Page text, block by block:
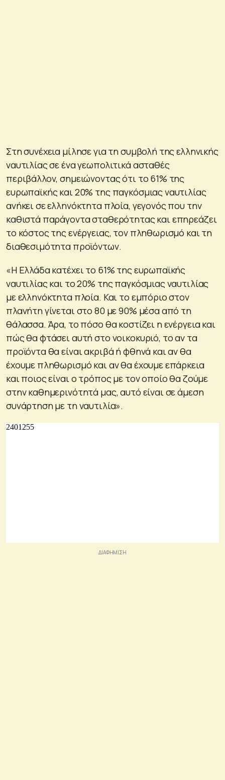
Στη συνέχεια μίλησε για τη συμβολή της ελληνικής
ναυτιλίας σε ένα γεωπολιτικά ασταθές
περιβάλλον, σημειώνοντας ότι το 61% της
ευρωπαϊκής και 20% της παγκόσμιας ναυτιλίας
ανήκει σε ελληνόκτητα πλοία, γεγονός που την
καθιστά παράγοντα σταθερότητας και επηρεάζει
το κόστος της ενέργειας, τον πληθωρισμό και τη
διαθεσιμότητα προϊόντων.
«Η Ελλάδα κατέχει το 61% της ευρωπαϊκής
ναυτιλίας και το 20% της παγκόσμιας ναυτιλίας
με ελληνόκτητα πλοία. Και το εμπόριο στον
πλανήτη γίνεται στο 80 με 90% μέσα από τη
θάλασσα. Άρα, το πόσο θα κοστίζει η ενέργεια και
πώς θα φτάσει αυτή στο νοικοκυριό, το αν τα
προϊόντα θα είναι ακριβά ή φθηνά και αν θα
έχουμε πληθωρισμό και αν θα έχουμε επάρκεια
και ποιος είναι ο τρόπος με τον οποίο θα ζούμε
στην καθημερινότητά μας, αυτό είναι σε άμεση
συνάρτηση με τη ναυτιλία».